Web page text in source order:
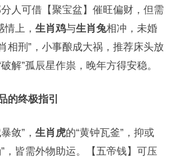
人可借【聚宝盆】催旺偏财，但需
情上， 生肖鸡与生肖兔相冲，未婚
相刑”，小事酿成大祸，推荐床头放
解”孤辰星作祟，晚年方得安稳。
的终极指引
敛”， 生肖虎的“黄钟瓦釜”，抑或
，皆需外物助运。【五帝钱】可压